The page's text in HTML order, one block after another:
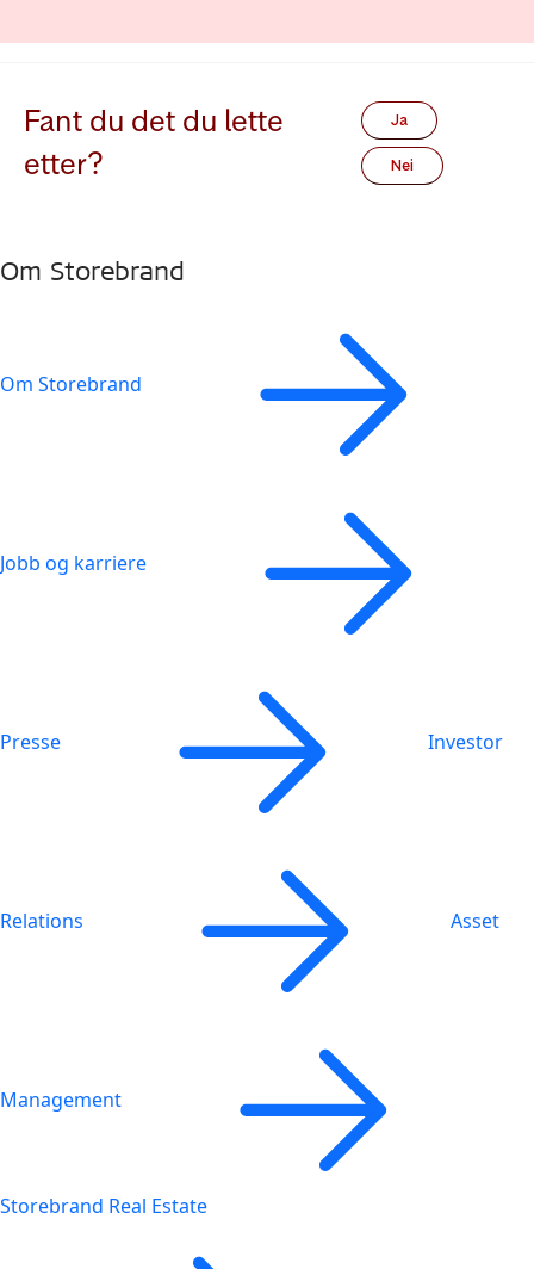
Fant du det du lette
etter?
Ja
Nei
Om Storebrand
Om Storebrand
Jobb og karriere
Presse Investor
Relations Asset
Management
Storebrand Real Estate